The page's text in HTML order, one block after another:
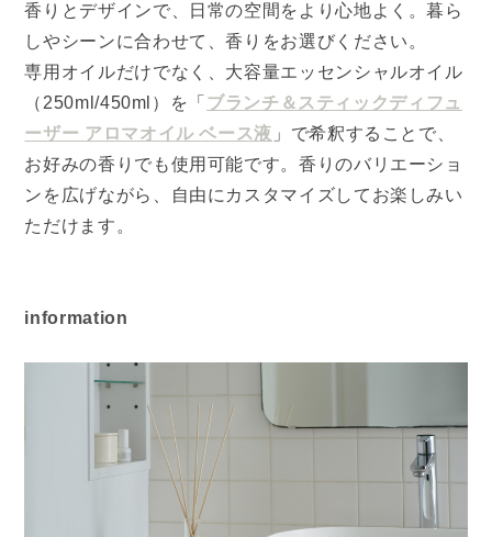
香りとデザインで、日常の空間をより心地よく。暮ら
しやシーンに合わせて、香りをお選びください。
専用オイルだけでなく、大容量エッセンシャルオイル
（250ml/450ml）を「 ブランチ＆スティックディフュ
ーザー アロマオイル ベース液 」で希釈することで、
お好みの香りでも使用可能です。香りのバリエーショ
ンを広げながら、自由にカスタマイズしてお楽しみい
ただけます。
information